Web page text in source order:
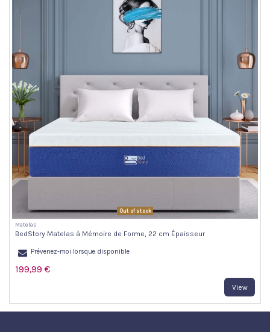
Out of stock
Matelas
BedStory Matelas à Mémoire de Forme, 22 cm Épaisseur
Prévenez-moi lorsque disponible
199,99 €
View